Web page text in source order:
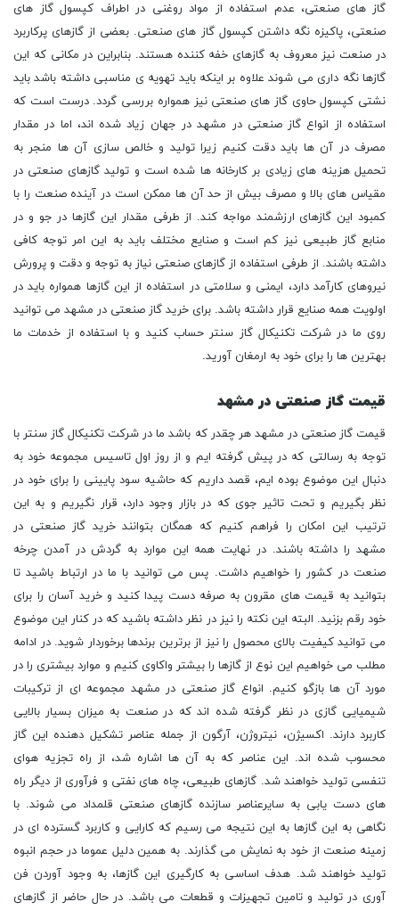
گاز های صنعتی، عدم استفاده از مواد روغنی در اطراف کپسول گاز های
صنعتی، پاکیزه نگه داشتن کپسول گاز های صنعتی. بعضی از گازهای پرکاربرد
در صنعت نیز معروف به گازهای خفه کننده هستند. بنابراین در مکانی که این
گازها نگه داری می شوند علاوه بر اینکه باید تهویه ی مناسبی داشته باشد باید
نشتی کپسول حاوی گاز های صنعتی نیز همواره بررسی گردد. درست است که
استفاده از انواع گاز صنعتی در مشهد در جهان زیاد شده اند، اما در مقدار
مصرف در آن ها باید دقت کنیم زیرا تولید و خالص سازی آن ها منجر به
تحمیل هزینه های زیادی بر کارخانه ها شده است و تولید گازهای صنعتی در
مقیاس های بالا و مصرف بیش از حد آن ها ممکن است در آینده صنعت را با
کمبود این گازهای ارزشمند مواجه کند. از طرفی مقدار این گازها در جو و در
منابع گاز طبیعی نیز کم است و صنایع مختلف باید به این امر توجه کافی
داشته باشند. از طرفی استفاده از گازهای صنعتی نیاز به توجه و دقت و پرورش
نیروهای کارآمد دارد، ایمنی و سلامتی در استفاده از این گازها همواره باید در
اولویت همه صنایع قرار داشته باشد. برای خرید گاز صنعتی در مشهد می توانید
روی ما در شرکت تکنیکال گاز سنتر حساب کنید و با استفاده از خدمات ما
بهترین ها را برای خود به ارمغان آورید.
قیمت گاز صنعتی در مشهد
قیمت گاز صنعتی در مشهد هر چقدر که باشد ما در شرکت تکنیکال گاز سنتر با
توجه به رسالتی که در پیش گرفته ایم و از روز اول تاسیس مجموعه خود به
دنبال این موضوع بوده ایم، قصد داریم که حاشیه سود پایینی را برای خود در
نظر بگیریم و تحت تاثیر جوی که در بازار وجود دارد، قرار نگیریم و به این
ترتیب این امکان را فراهم کنیم که همگان بتوانند خرید گاز صنعتی در
مشهد را داشته باشند. در نهایت همه این موارد به گردش در آمدن چرخه
صنعت در کشور را خواهیم داشت. پس می توانید با ما در ارتباط باشید تا
بتوانید به قیمت های مقرون به صرفه دست پیدا کنید و خرید آسان را برای
خود رقم بزنید. البته این نکته را نیز در نظر داشته باشید که در کنار این موضوع
می توانید کیفیت بالای محصول را نیز از برترین برندها برخوردار شوید. در ادامه
مطلب می خواهیم این نوع از گازها را بیشتر واکاوی کنیم و موارد بیشتری را در
مورد آن ها بازگو کنیم. انواع گاز صنعتی در مشهد مجموعه ای از ترکیبات
شیمیایی گازی در نظر گرفته شده اند که در صنعت به میزان بسیار بالایی
کاربرد دارند. اکسیژن، نیتروژن، آرگون از جمله عناصر تشکیل دهنده این گاز
محسوب شده اند. این عناصر که به آن ها اشاره شد، از راه تجزیه هوای
تنفسی تولید خواهند شد. گازهای طبیعی، چاه های نفتی و فرآوری از دیگر راه
های دست یابی به سایرعناصر سازنده گازهای صنعتی قلمداد می شوند. با
نگاهی به این گازها به این نتیجه می رسیم که کارایی و کاربرد گسترده ای در
زمینه صنعت از خود به نمایش می گذارند. به همین دلیل عموما در حجم انبوه
تولید خواهند شد. هدف اساسی به کارگیری این گازها، به وجود آوردن فن
آوری در تولید و تامین تجهیزات و قطعات می باشد. در حال حاضر از گازهای